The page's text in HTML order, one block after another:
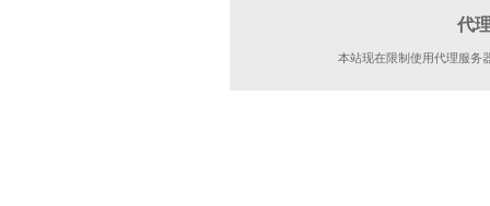
代
本站现在限制使用代理服务